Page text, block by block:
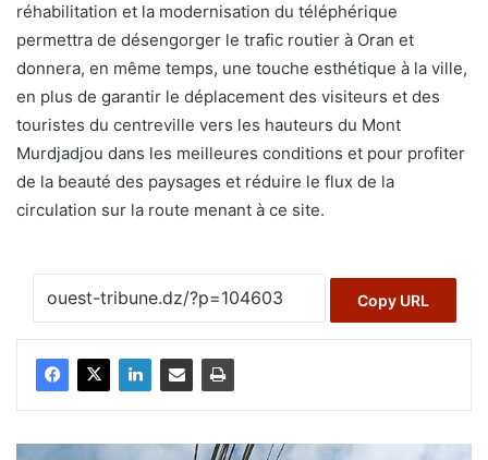
réhabilitation et la modernisation du téléphérique
permettra de désengorger le trafic routier à Oran et
donnera, en même temps, une touche esthétique à la ville,
en plus de garantir le déplacement des visiteurs et des
touristes du centreville vers les hauteurs du Mont
Murdjadjou dans les meilleures conditions et pour profiter
de la beauté des paysages et réduire le flux de la
circulation sur la route menant à ce site.
Copy URL